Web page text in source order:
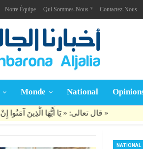
Notre Équipe Qui Sommes-Nous ? Contactez-Nous
Monde National
NATIONAL